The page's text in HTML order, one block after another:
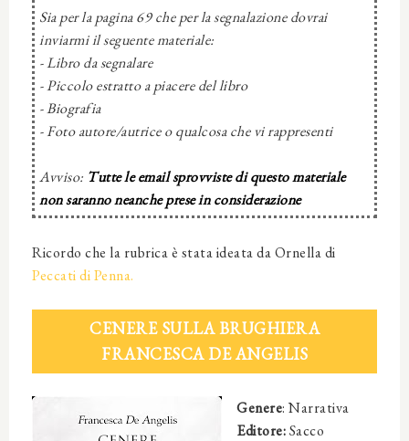
Sia per la pagina 69 che per la segnalazione dovrai
inviarmi il seguente materiale:
- Libro da segnalare
- Piccolo estratto a piacere del libro
- Biografia
- Foto autore/autrice o qualcosa che vi rappresenti
Avviso: Tutte le email sprovviste di questo materiale
non saranno neanche prese in considerazione
Ricordo che la rubrica è stata ideata da Ornella di
Peccati di Penna.
CENERE SULLA BRUGHIERA
FRANCESCA DE ANGELIS
Genere: Narrativa
Editore:Sacco